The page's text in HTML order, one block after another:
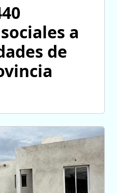
a
de